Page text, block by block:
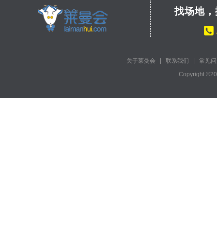
找场地
关于莱曼会 联系我们
常见
Copyright